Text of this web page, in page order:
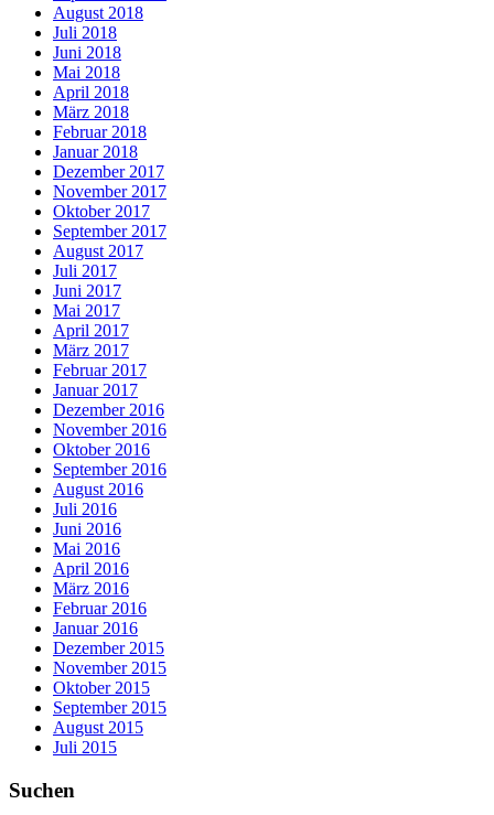
August 2018
Juli 2018
Juni 2018
Mai 2018
April 2018
März 2018
Februar 2018
Januar 2018
Dezember 2017
November 2017
Oktober 2017
September 2017
August 2017
Juli 2017
Juni 2017
Mai 2017
April 2017
März 2017
Februar 2017
Januar 2017
Dezember 2016
November 2016
Oktober 2016
September 2016
August 2016
Juli 2016
Juni 2016
Mai 2016
April 2016
März 2016
Februar 2016
Januar 2016
Dezember 2015
November 2015
Oktober 2015
September 2015
August 2015
Juli 2015
Suchen